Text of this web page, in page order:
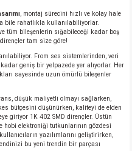
, montaj sürecini hızlı ve kolay hale
bile rahatlıkla kullanılabiliyorlar.
tüm bileşenlerin sığabileceği kadar boş
tam size göre!
From ses sistemlerinden, veri
geniş bir yelpazede yer alıyorlar. Her
sayesinde uzun ömürlü bileşenler
düşük maliyetli olmayı sağlarken,
bütçesini düşünürken, kaliteyi de elden
giriyor 1K 402 SMD dirençler. Üstün
hobi elektroniği tutkunlarının gözdesi
yazılımlarını geliştirirken,
bu yeni trendin bir parçası